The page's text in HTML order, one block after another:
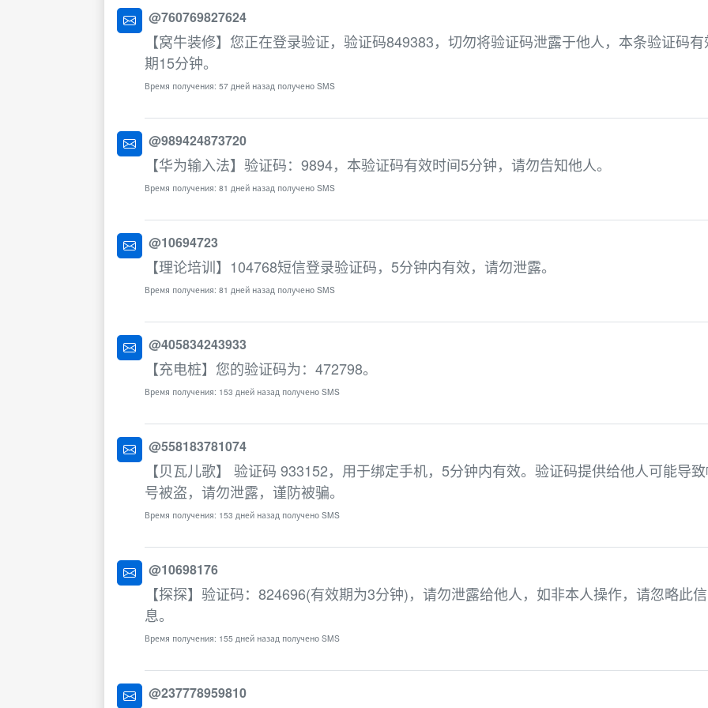
@760769827624
【窝牛装修】您正在登录验证，验证码849383，切勿将验证码泄露于他人，本条验证码有
期15分钟。
Время получения: 57 дней назад получено SMS
@989424873720
【华为输入法】验证码：9894，本验证码有效时间5分钟，请勿告知他人。
Время получения: 81 дней назад получено SMS
@10694723
【理论培训】104768短信登录验证码，5分钟内有效，请勿泄露。
Время получения: 81 дней назад получено SMS
@405834243933
【充电桩】您的验证码为：472798。
Время получения: 153 дней назад получено SMS
@558183781074
【贝瓦儿歌】 验证码 933152，用于绑定手机，5分钟内有效。验证码提供给他人可能导
号被盗，请勿泄露，谨防被骗。
Время получения: 153 дней назад получено SMS
@10698176
【探探】验证码：824696(有效期为3分钟)，请勿泄露给他人，如非本人操作，请忽略此信
息。
Время получения: 155 дней назад получено SMS
@237778959810